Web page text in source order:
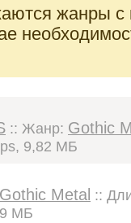
жанры с
:: Жанр: Gothic
9,82 МБ
Gothic Metal ::
МБ